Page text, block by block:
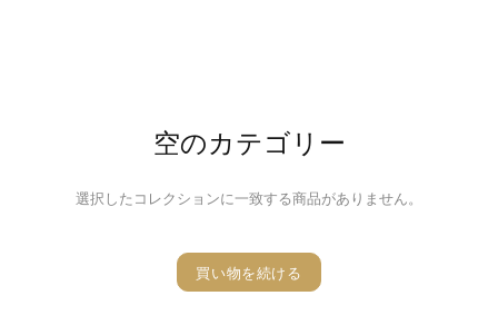
空のカテゴリー
選択したコレクションに一致する商品がありません。
買い物を続ける